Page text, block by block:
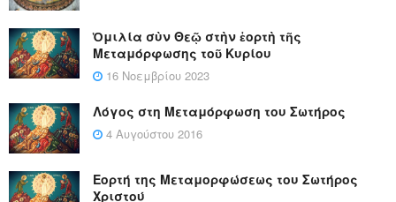
Ὁμιλία σὺν Θεῷ στὴν ἑορτὴ τῆς
Μεταμόρφωσης τοῦ Κυρίου
16 Νοεμβρίου 2023
Λόγος στη Μεταμόρφωση του Σωτήρος
4 Αυγούστου 2016
Εορτή της Μεταμορφώσεως του Σωτήρος
Χριστού